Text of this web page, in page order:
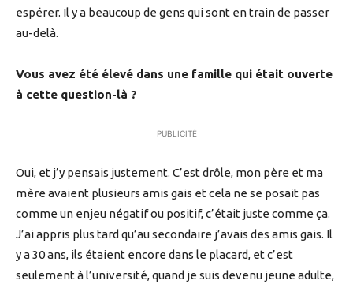
espérer. Il y a beaucoup de gens qui sont en train de passer
au-delà.
Vous avez été élevé dans une famille qui était ouverte
à cette question-là ?
PUBLICITÉ
Oui, et j’y pensais justement. C’est drôle, mon père et ma
mère avaient plusieurs amis gais et cela ne se posait pas
comme un enjeu négatif ou positif, c’était juste comme ça.
J’ai appris plus tard qu’au secondaire j’avais des amis gais. Il
y a 30 ans, ils étaient encore dans le placard, et c’est
seulement à l’université, quand je suis devenu jeune adulte,